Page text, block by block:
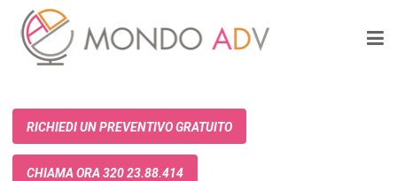
RICHIEDI UN PREVENTIVO GRATUITO
CHIAMA ORA 320 23.88.414